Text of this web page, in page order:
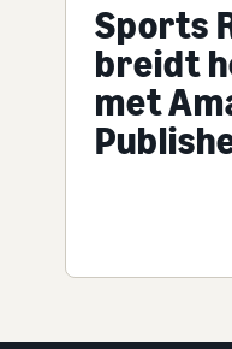
Sports
breidt
met